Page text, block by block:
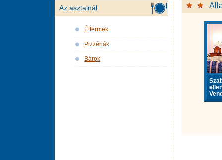
Az asztalnál
Éttermek
Pizzériák
Bárok